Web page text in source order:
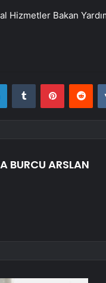
Hizmetler Bakan
LinkedInTumblr Pinterest
BURCU ARSLAN